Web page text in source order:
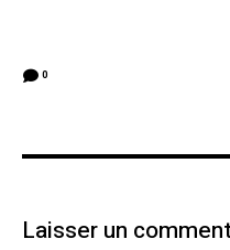
0
Laisser un